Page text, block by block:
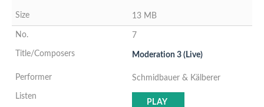
13 MB
7
Moderation 3 (Live)
Schmidbauer & Kälberer
PLAY